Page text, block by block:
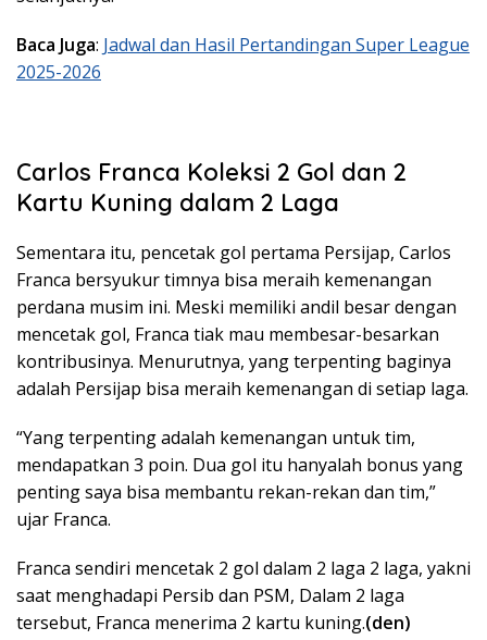
Baca Juga: Jadwal dan Hasil Pertandingan Super League
2025-2026
Carlos Franca Koleksi 2 Gol dan 2
Kartu Kuning dalam 2 Laga
Sementara itu, pencetak gol pertama Persijap, Carlos
Franca bersyukur timnya bisa meraih kemenangan
perdana musim ini. Meski memiliki andil besar dengan
mencetak gol, Franca tiak mau membesar-besarkan
kontribusinya. Menurutnya, yang terpenting baginya
adalah Persijap bisa meraih kemenangan di setiap laga.
“Yang terpenting adalah kemenangan untuk tim,
mendapatkan 3 poin. Dua gol itu hanyalah bonus yang
penting saya bisa membantu rekan-rekan dan tim,”
ujar Franca.
Franca sendiri mencetak 2 gol dalam 2 laga 2 laga, yakni
saat menghadapi Persib dan PSM, Dalam 2 laga
tersebut, Franca menerima 2 kartu kuning.(den)